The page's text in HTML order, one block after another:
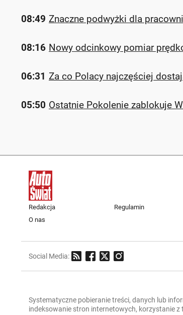
08:49 Znaczne podwyżki dla
08:16 Nowy odcinkowy pomiar
06:31 Za co Polacy najczęściej
05:50 Ostatnie Pokolenie zablokuje
Redakcja Regulamin
O nas
Social Media:
Systematyczne pobieranie treści, danych lub
indeksowanie stron internetowych, korzystanie